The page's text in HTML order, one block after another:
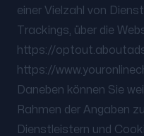
einer Vielzahl von
Trackings, über die
https://
https://
Daneben können Sie
Rahmen der Angaben
Dienstleistern und